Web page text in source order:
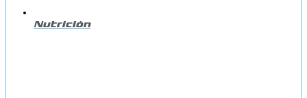
Nutrición